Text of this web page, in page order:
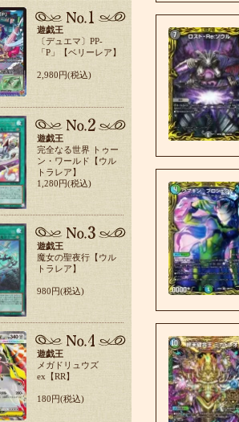
遊戯王
〔デュエマ〕PP-
「P」【ベリーレア】
2,980円(税込)
遊戯王
完全なる世界 トゥー
ン・ワールド【ウル
トラレア】
1,280円(税込)
遊戯王
魔女の聖夜行【ウル
トラレア】
980円(税込)
遊戯王
メガドリュウズ
ex【RR】
180円(税込)